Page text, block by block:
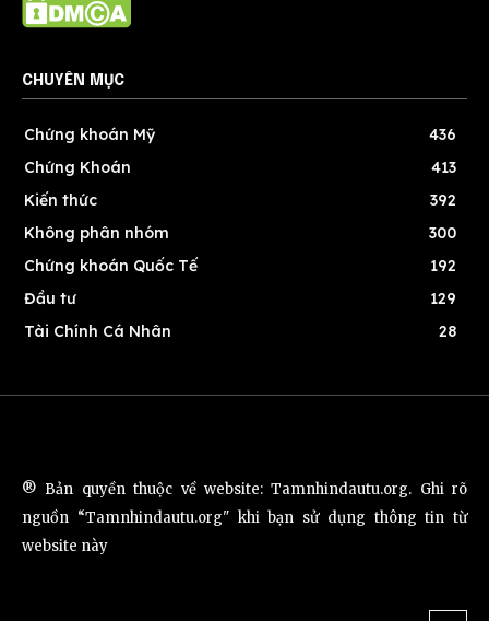
CHUYÊN MỤC
Chứng khoán Mỹ
436
Chứng Khoán
413
Kiến thức
392
Không phân nhóm
300
Chứng khoán Quốc Tế
192
Đầu tư
129
Tài Chính Cá Nhân
28
® Bản quyền thuộc về website: Tamnhindautu.org. Ghi rõ
nguồn “Tamnhindautu.org" khi bạn sử dụng thông tin từ
website này